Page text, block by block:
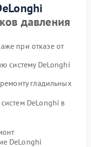
давления
при отказе от
систему DeLonghi
гладильных
DeLonghi в
DeLonghi